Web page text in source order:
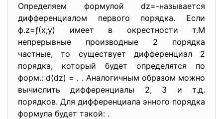
Определяем формулой dz=-называется
дифференциалом первого порядка. Если
ф.z=ƒ(х;у) имеет в окрестности т.М
непрерывные производные 2 порядка
частные, то существует дифференциал 2
порядка, который будет определятся по
форм.: d(dz) = . . Аналогичным образом можно
вычислить дифференциалы 2, 3 и т.д.
порядков. Для дифференциала энного порядка
формула будет такой: .